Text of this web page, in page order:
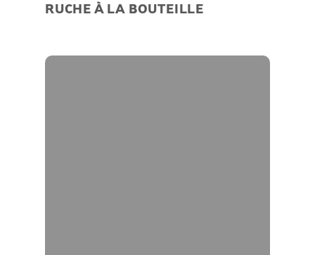
RUCHE À LA BOUTEILLE